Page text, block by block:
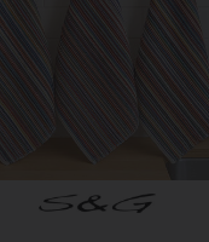
AGGIUNGI AL CARRELLO